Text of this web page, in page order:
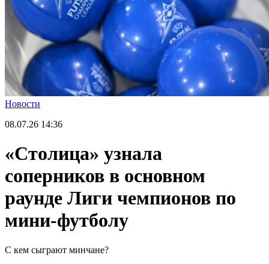
Новости
08.07.26 14:36
«Столица» узнала
соперников в основном
раунде Лиги чемпионов по
мини-футболу
С кем сыграют минчане?